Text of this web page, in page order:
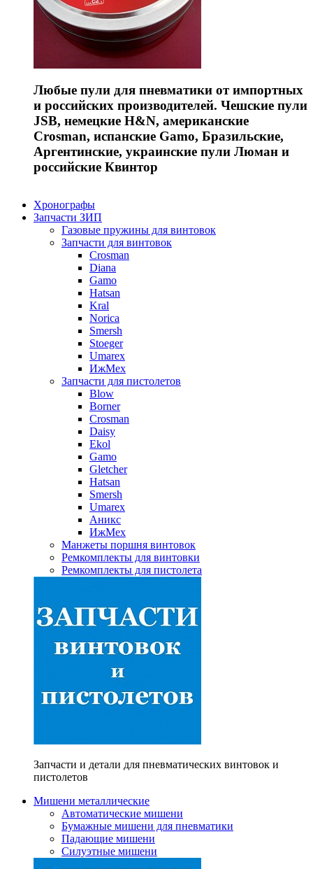
Любые пули для пневматики от импортных
и российских производителей. Чешские пули
JSB, немецкие H&N, американские
Crosman, испанские Gamo, Бразильские,
Аргентинские, украинские пули Люман и
российские Квинтор
Хронографы
Запчасти ЗИП
Газовые пружины для винтовок
Запчасти для винтовок
Crosman
Diana
Gamo
Hatsan
Kral
Norica
Smersh
Stoeger
Umarex
ИжМех
Запчасти для пистолетов
Blow
Borner
Crosman
Daisy
Ekol
Gamo
Gletcher
Hatsan
Smersh
Umarex
Аникс
ИжМех
Манжеты поршня винтовок
Ремкомплекты для винтовки
Ремкомплекты для пистолета
Запчасти и детали для пневматических винтовок и
пистолетов
Мишени металлические
Автоматические мишени
Бумажные мишени для пневматики
Падающие мишени
Силуэтные мишени